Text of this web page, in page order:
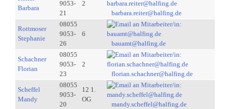
Barbara
9053-
21
2
barbara.reiter@halfing.de
Rottmoser
Stephanie
08055
9053-
26
6
bauamt@halfing.de
Schachner
Florian
08055
9053-
23
2
florian.schachner@halfing.de
Scheffel
Mandy
08055
9053-
20
12 1.
OG
mandy.scheffel@halfing.de